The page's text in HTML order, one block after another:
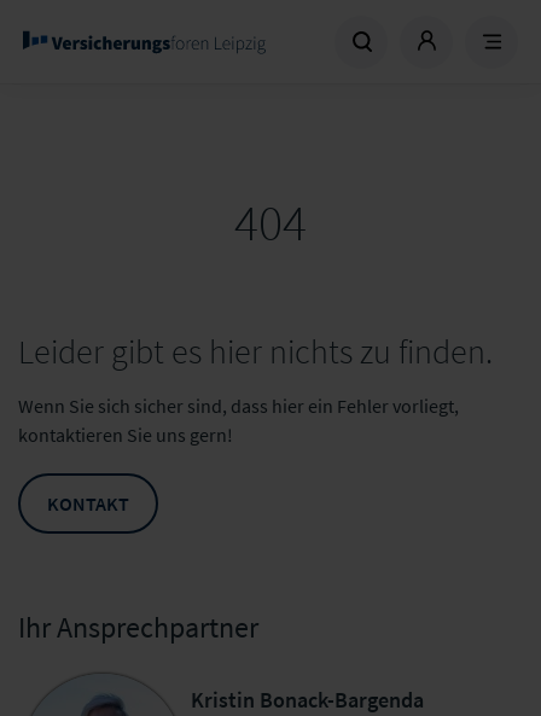
404
Leider gibt es hier nichts zu finden.
Wenn Sie sich sicher sind, dass hier ein Fehler vorliegt,
kontaktieren Sie uns gern!
KONTAKT
Ihr Ansprechpartner
Kristin Bonack-Bargenda